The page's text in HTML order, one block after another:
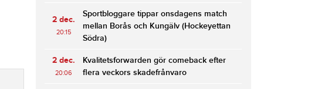
2 dec.
20:15
Sportbloggare tippar onsdagens match
mellan Borås och Kungälv (Hockeyettan
Södra)
2 dec.
20:06
Kvalitetsforwarden gör comeback efter
flera veckors skadefrånvaro